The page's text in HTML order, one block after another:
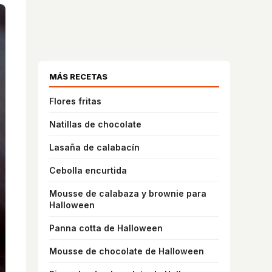
MÁS RECETAS
Flores fritas
Natillas de chocolate
Lasaña de calabacín
Cebolla encurtida
Mousse de calabaza y brownie para
Halloween
Panna cotta de Halloween
Mousse de chocolate de Halloween